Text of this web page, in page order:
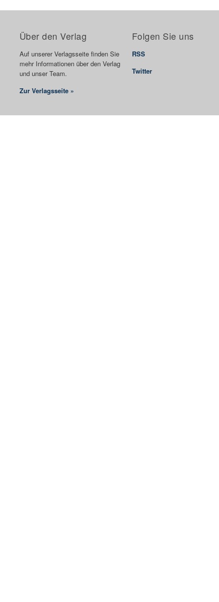
Über den Verlag
Auf unserer Verlagsseite finden Sie
mehr Informationen über den Verlag
und unser Team.
Zur Verlagsseite »
Folgen Sie uns
RSS
Twitter